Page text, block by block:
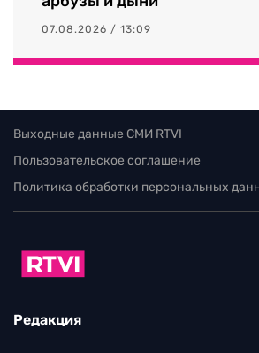
07.08.2026 / 13:09
Выходные данные СМИ RTVI
Пользовательское соглашение
Политика обработки персональных
Редакция